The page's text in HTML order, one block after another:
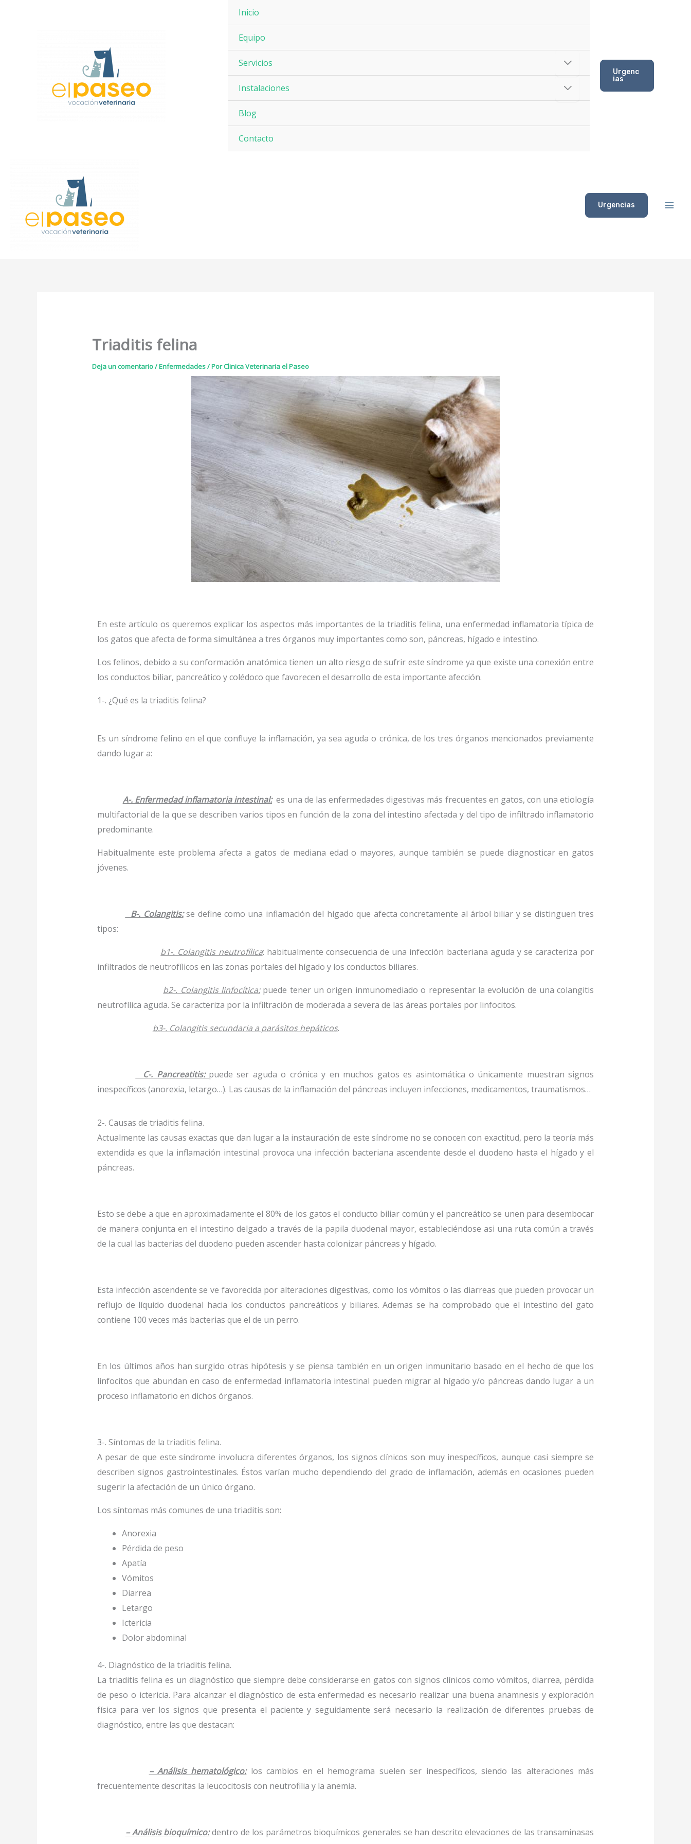
Inicio
Equipo
Servicios
Instalaciones
Blog
Contacto
Urgenc
ias
Urgencias
Triaditis felina
Deja un comentario/Enfermedades/ PorClinica Veterinaria el Paseo
En este artículo os queremos explicar los aspectos más importantes de la triaditis felina, una enfermedad inflamatoria típica de
los gatos que afecta de forma simultánea a tres órganos muy importantes como son, páncreas, hígado e intestino.
Los felinos, debido a su conformación anatómica tienen un alto riesgo de sufrir este síndrome ya que existe una conexión entre
los conductos biliar, pancreático y colédoco que favorecen el desarrollo de esta importante afección.
1-. ¿Qué es la triaditis felina?
Es un síndrome felino en el que confluye la inflamación, ya sea aguda o crónica, de los tres órganos mencionados previamente
dando lugar a:
A-. Enfermedad inflamatoria intestinal:es una de las enfermedades digestivas más frecuentes en gatos, con una etiología
multifactorial de la que se describen varios tipos en función de la zona del intestino afectada y del tipo de infiltrado inflamatorio
predominante.
Habitualmente este problema afecta a gatos de mediana edad o mayores, aunque también se puede diagnosticar en gatos
jóvenes.
B-. Colangitis:se define como una inflamación del hígado que afecta concretamente al árbol biliar y se distinguen tres
tipos:
b1-. Colangitis neutrofílica: habitualmente consecuencia de una infección bacteriana aguda y se caracteriza por
infiltrados de neutrofílicos en las zonas portales del hígado y los conductos biliares.
b2-. Colangitis linfocítica:puede tener un origen inmunomediado o representar la evolución de una colangitis
neutrofílica aguda. Se caracteriza por la infiltración de moderada a severa de las áreas portales por linfocitos.
b3-. Colangitis secundaria a parásitos hepáticos.
C-. Pancreatitis: puede ser aguda o crónica y en muchos gatos es asintomática o únicamente muestran signos
inespecíficos (anorexia, letargo…). Las causas de la inflamación del páncreas incluyen infecciones, medicamentos, traumatismos…
2-. Causas de triaditis felina.
Actualmente las causas exactas que dan lugar a la instauración de este síndrome no se conocen con exactitud, pero la teoría más
extendida es que la inflamación intestinal provoca una infección bacteriana ascendente desde el duodeno hasta el hígado y el
páncreas.
Esto se debe a que en aproximadamente el 80% de los gatos el conducto biliar común y el pancreático se unen para desembocar
de manera conjunta en el intestino delgado a través de la papila duodenal mayor, estableciéndose asi una ruta común a través
de la cual las bacterias del duodeno pueden ascender hasta colonizar páncreas y hígado.
Esta infección ascendente se ve favorecida por alteraciones digestivas, como los vómitos o las diarreas que pueden provocar un
reflujo de líquido duodenal hacia los conductos pancreáticos y biliares. Ademas se ha comprobado que el intestino del gato
contiene 100 veces más bacterias que el de un perro.
En los últimos años han surgido otras hipótesis y se piensa también en un origen inmunitario basado en el hecho de que los
linfocitos que abundan en caso de enfermedad inflamatoria intestinal pueden migrar al hígado y/o páncreas dando lugar a un
proceso inflamatorio en dichos órganos.
3-. Síntomas de la triaditis felina.
A pesar de que este síndrome involucra diferentes órganos, los signos clínicos son muy inespecíficos, aunque casi siempre se
describen signos gastrointestinales. Éstos varían mucho dependiendo del grado de inflamación, además en ocasiones pueden
sugerir la afectación de un único órgano.
Los síntomas más comunes de una triaditis son:
Anorexia
Pérdida de peso
Apatía
Vómitos
Diarrea
Letargo
Ictericia
Dolor abdominal
4-. Diagnóstico de la triaditis felina.
La triaditis felina es un diagnóstico que siempre debe considerarse en gatos con signos clínicos como vómitos, diarrea, pérdida
de peso o ictericia. Para alcanzar el diagnóstico de esta enfermedad es necesario realizar una buena anamnesis y exploración
física para ver los signos que presenta el paciente y seguidamente será necesario la realización de diferentes pruebas de
diagnóstico, entre las que destacan:
– Análisis hematológico:los cambios en el hemograma suelen ser inespecíficos, siendo las alteraciones más
frecuentemente descritas la leucocitosis con neutrofilia y la anemia.
– Análisis bioquímico:dentro de los parámetros bioquímicos generales se han descrito elevaciones de las transaminasas